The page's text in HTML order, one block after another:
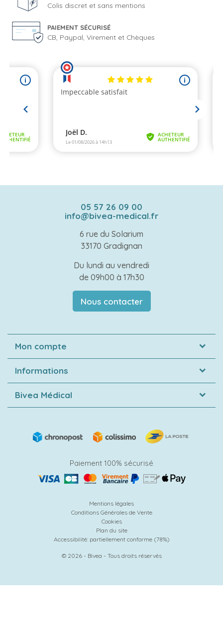
Colis discret et sans mentions
PAIEMENT SÉCURISÉ
CB, Paypal, Virement et Chèques
05 57 26 09 00
info@bivea-medical.fr
6 rue du Solarium
33170 Gradignan
Du lundi au vendredi
de 09h00 à 17h30
Nous contacter
Mon compte
Informations
Bivea Médical
Paiement 100% sécurisé
Mentions légales
Conditions Générales de Vente
Cookies
Plan du site
Accessibilité: partiellement conforme (78%)
© 2026 - Bivea - Tous droits réservés